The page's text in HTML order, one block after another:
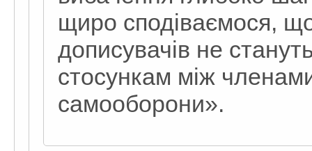
щиро сподіваємося,
дописувачів не
стосункам між
самооборони».